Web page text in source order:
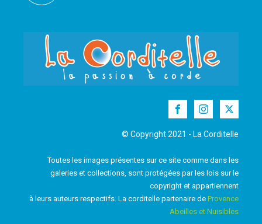
© Copyright 2021 - La Corditelle
Toutes les images présentes sur ce site comme dans les
galeries et collections, sont protégées par les lois sur le
copyright et appartiennent
à leurs auteurs respectifs. La corditelle partenaire de Provence
Abeilles et Nuisibles